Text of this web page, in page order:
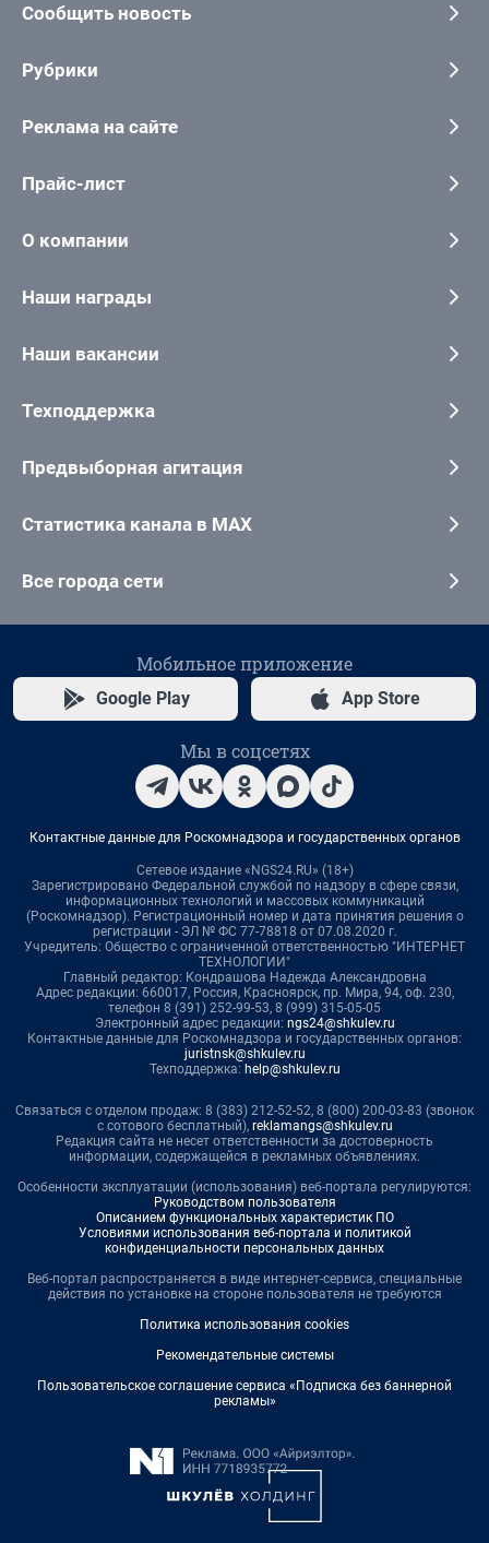
Сообщить новость
Рубрики
Реклама на сайте
Прайс-лист
О компании
Наши награды
Наши вакансии
Техподдержка
Предвыборная агитация
Статистика канала в MAX
Все города сети
Мобильное приложение
Google Play App Store
Мы в соцсетях
Контактные данные для Роскомнадзора и государственных органов
Сетевое издание «NGS24.RU» (18+)
Зарегистрировано Федеральной службой по надзору в сфере связи,
информационных технологий и массовых коммуникаций
(Роскомнадзор). Регистрационный номер и дата принятия решения о
регистрации - ЭЛ № ФС 77-78818 от 07.08.2020 г.
Учредитель: Общество с ограниченной ответственностью "ИНТЕРНЕТ
ТЕХНОЛОГИИ"
Главный редактор: Кондрашова Надежда Александровна
Адрес редакции: 660017, Россия, Красноярск, пр. Мира, 94, оф. 230,
телефон 8 (391) 252-99-53, 8 (999) 315-05-05
Электронный адрес редакции: ngs24@shkulev.ru
Контактные данные для Роскомнадзора и государственных органов:
juristnsk@shkulev.ru
Техподдержка: help@shkulev.ru
Связаться с отделом продаж: 8 (383) 212-52-52, 8 (800) 200-03-83 (звонок
с сотового бесплатный), reklamangs@shkulev.ru
Редакция сайта не несет ответственности за достоверность
информации, содержащейся в рекламных объявлениях.
Особенности эксплуатации (использования) веб-портала регулируются:
Руководством пользователя
Описанием функциональных характеристик ПО
Условиями использования веб-портала и политикой
конфиденциальности персональных данных
Веб-портал распространяется в виде интернет-сервиса, специальные
действия по установке на стороне пользователя не требуются
Политика использования cookies
Рекомендательные системы
Пользовательское соглашение сервиса «Подписка без баннерной
рекламы»